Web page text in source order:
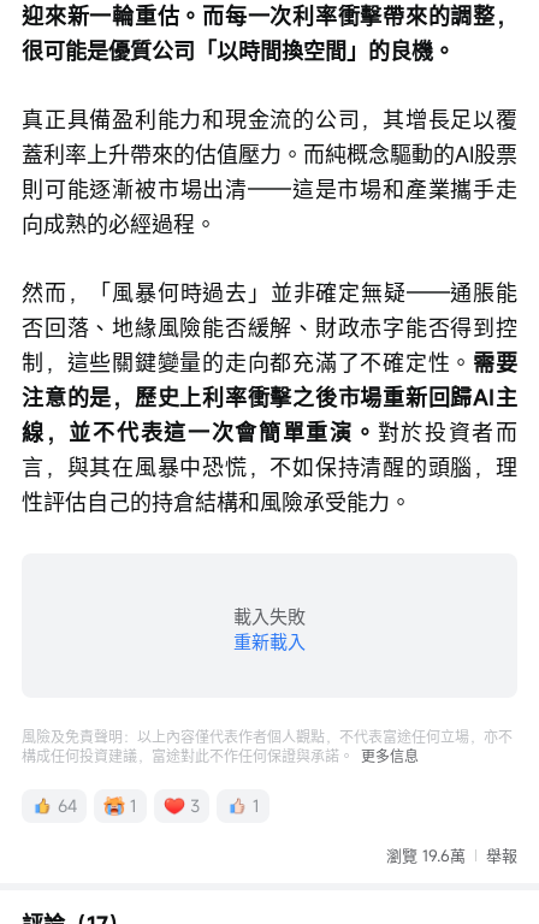
迎來新一輪重估。而每一次利率衝擊帶來的調整，
很可能是優質公司「以時間換空間」的良機。
真正具備盈利能力和現金流的公司，其增長足以覆
蓋利率上升帶來的估值壓力。而純概念驅動的AI股票
則可能逐漸被市場出清——這是市場和產業攜手走
向成熟的必經過程。
然而，「風暴何時過去」並非確定無疑——通脹能
否回落、地緣風險能否緩解、財政赤字能否得到控
制，這些關鍵變量的走向都充滿了不確定性。 需要
注意的是，歷史上利率衝擊之後市場重新回歸AI主
線，並不代表這一次會簡單重演。 對於投資者而
言，與其在風暴中恐慌，不如保持清醒的頭腦，理
性評估自己的持倉結構和風險承受能力。
載入失敗
重新載入
風險及免責聲明：以上內容僅代表作者個人觀點，不代表富途任何立場，亦不
構成任何投資建議，富途對此不作任何保證與承諾。
更多信息
64 1 3 1
瀏覽 19.6萬 舉報